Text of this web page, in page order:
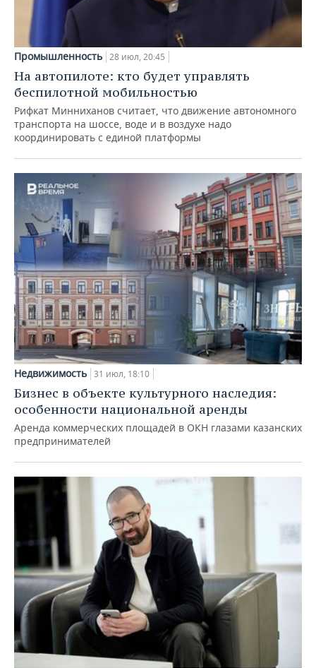
Промышленность 28 июл, 20:45
На автопилоте: кто будет управлять
беспилотной мобильностью
Рифкат Минниханов считает, что движение автономного
транспорта на шоссе, воде и в воздухе надо
координировать с единой платформы
Недвижимость 31 июл, 18:10
Бизнес в объекте культурного наследия:
особенности национальной аренды
Аренда коммерческих площадей в ОКН глазами казанских
предпринимателей